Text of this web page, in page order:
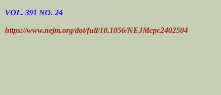
VOL. 391 NO. 24
https://www.nejm.org/doi/full/10.1056/NEJMcpc2402504